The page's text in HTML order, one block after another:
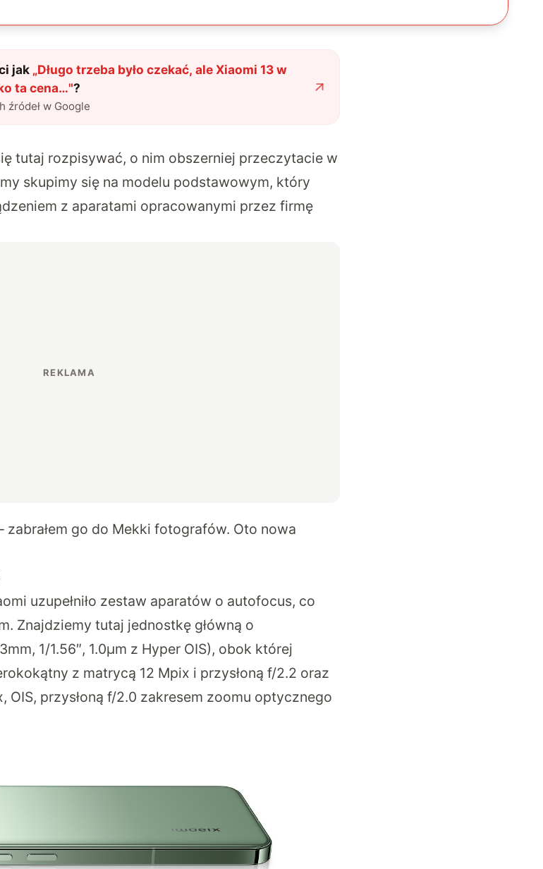
jak „Długo trzeba było czekać, ale Xiaomi 13 w
ta cena…"?
źródeł w Google
tutaj rozpisywać, o nim obszerniej przeczytacie w
skupimy się na modelu podstawowym, który
z aparatami opracowanymi przez firmę
zabrałem go do Mekki fotografów. Oto nowa
uzupełniło zestaw aparatów o autofocus, co
Znajdziemy tutaj jednostkę główną o
1/1.56″, 1.0μm z Hyper OIS), obok której
z matrycą 12 Mpix i przysłoną f/2.2 oraz
przysłoną f/2.0 zakresem zoomu optycznego